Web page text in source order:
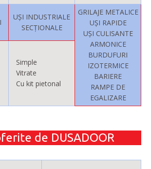
UȘI INDUSTRIALE
SECȚIONALE
GRILAJE METALICE
UȘI RAPIDE
UȘI CULISANTE
ARMONICE
BURDUFURI
IZOTERMICE
BARIERE
RAMPE DE
EGALIZARE
Simple
Vitrate
Cu kit pietonal
de DUSADOOR